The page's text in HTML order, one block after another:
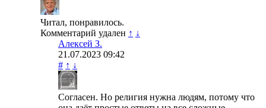
Читал, понравилось.
Комментарий удален ↑ ↓
Алексей З.
21.07.2023 09:42
# ↑ ↓
Согласен. Но религия нужна людям, потому что